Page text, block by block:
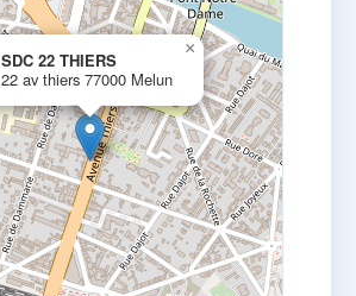
SDC 22 THIERS
22 av thiers 77000 Melun
×